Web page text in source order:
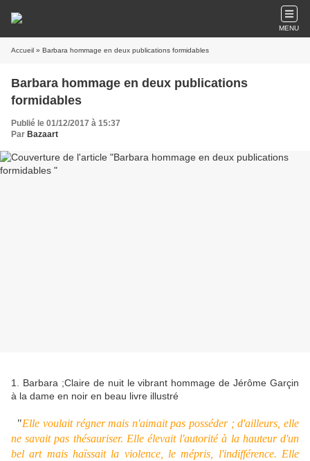
MENU
Accueil » Barbara hommage en deux publications formidables
Barbara hommage en deux publications
formidables
Publié le 01/12/2017 à 15:37
Par Bazaart
1. Barbara ;Claire de nuit le vibrant hommage de Jérôme Garçin
à la dame en noir en beau livre illustré
"Elle voulait régner mais n'aimait pas posséder ; d'ailleurs, elle
ne savait pas thésauriser. Elle élevait l'autorité à la hauteur d'un
bel art mais haïssait la violence, le mépris, l'indifférence. Elle